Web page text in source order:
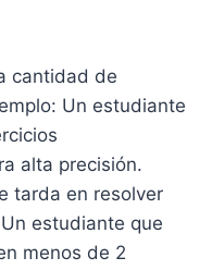
cantidad de
Un estudiante
alta precisión.
tarda en resolver
estudiante que
menos de 2